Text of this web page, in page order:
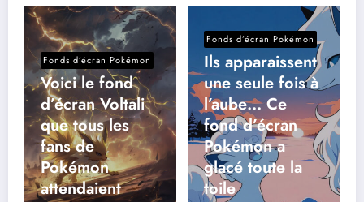
Fonds d’écran Pokémon
Voici le fond
d’écran Voltali
que tous les
fans de
Pokémon
attendaient
Fonds d’écran Pokémon
Ils apparaissent
une seule fois à
l’aube… Ce
fond d’écran
Pokémon a
glacé toute la
toile